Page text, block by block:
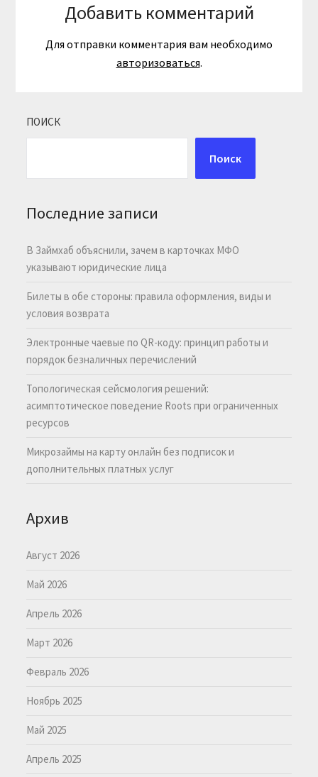
Добавить комментарий
Для отправки комментария вам необходимо
авторизоваться.
ПОИСК
Поиск
Последние записи
В Займхаб объяснили, зачем в карточках МФО
указывают юридические лица
Билеты в обе стороны: правила оформления, виды и
условия возврата
Электронные чаевые по QR-коду: принцип работы и
порядок безналичных перечислений
Топологическая сейсмология решений:
асимптотическое поведение Roots при ограниченных
ресурсов
Микрозаймы на карту онлайн без подписок и
дополнительных платных услуг
Архив
Август 2026
Май 2026
Апрель 2026
Март 2026
Февраль 2026
Ноябрь 2025
Май 2025
Апрель 2025